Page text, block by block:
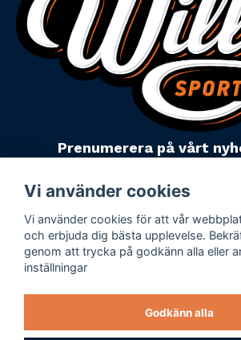
Prenumerera på vårt
Powered by Nyehandel AB
Företagsuppgifter
Personuppgiftspolicy
Varumärken
Vi använder cookies
Vi använder cookies för att vår
och erbjuda dig bästa upplevelse.
genom att trycka på godkänn alla eller
inställningar
Godkänn alla